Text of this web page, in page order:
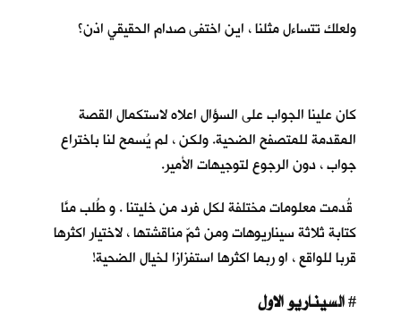
ولعلك تتساءل مثلنا ، اين اختفى صدام الحقيقي اذن؟
كان علينا الجواب على السؤال اعلاه لاستكمال القصة
المقدمة للمتصفح الضحية. ولكن ، لم يُسمح لنا باختراع
جواب ، دون الرجوع لتوجيهات الأمير.
قُدمت معلومات مختلفة لكل فرد من خليتنا . و طُلب منَّا
كتابة ثلاثة سيناريوهات ومن ثمّ مناقشتها ، لاختيار اكثرها
قربا للواقع ، او ربما اكثرها استفزازا لخيال الضحية!
#